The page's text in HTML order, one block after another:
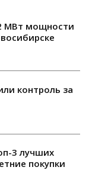
МВт мощности
контроль за
3 лучших
покупки